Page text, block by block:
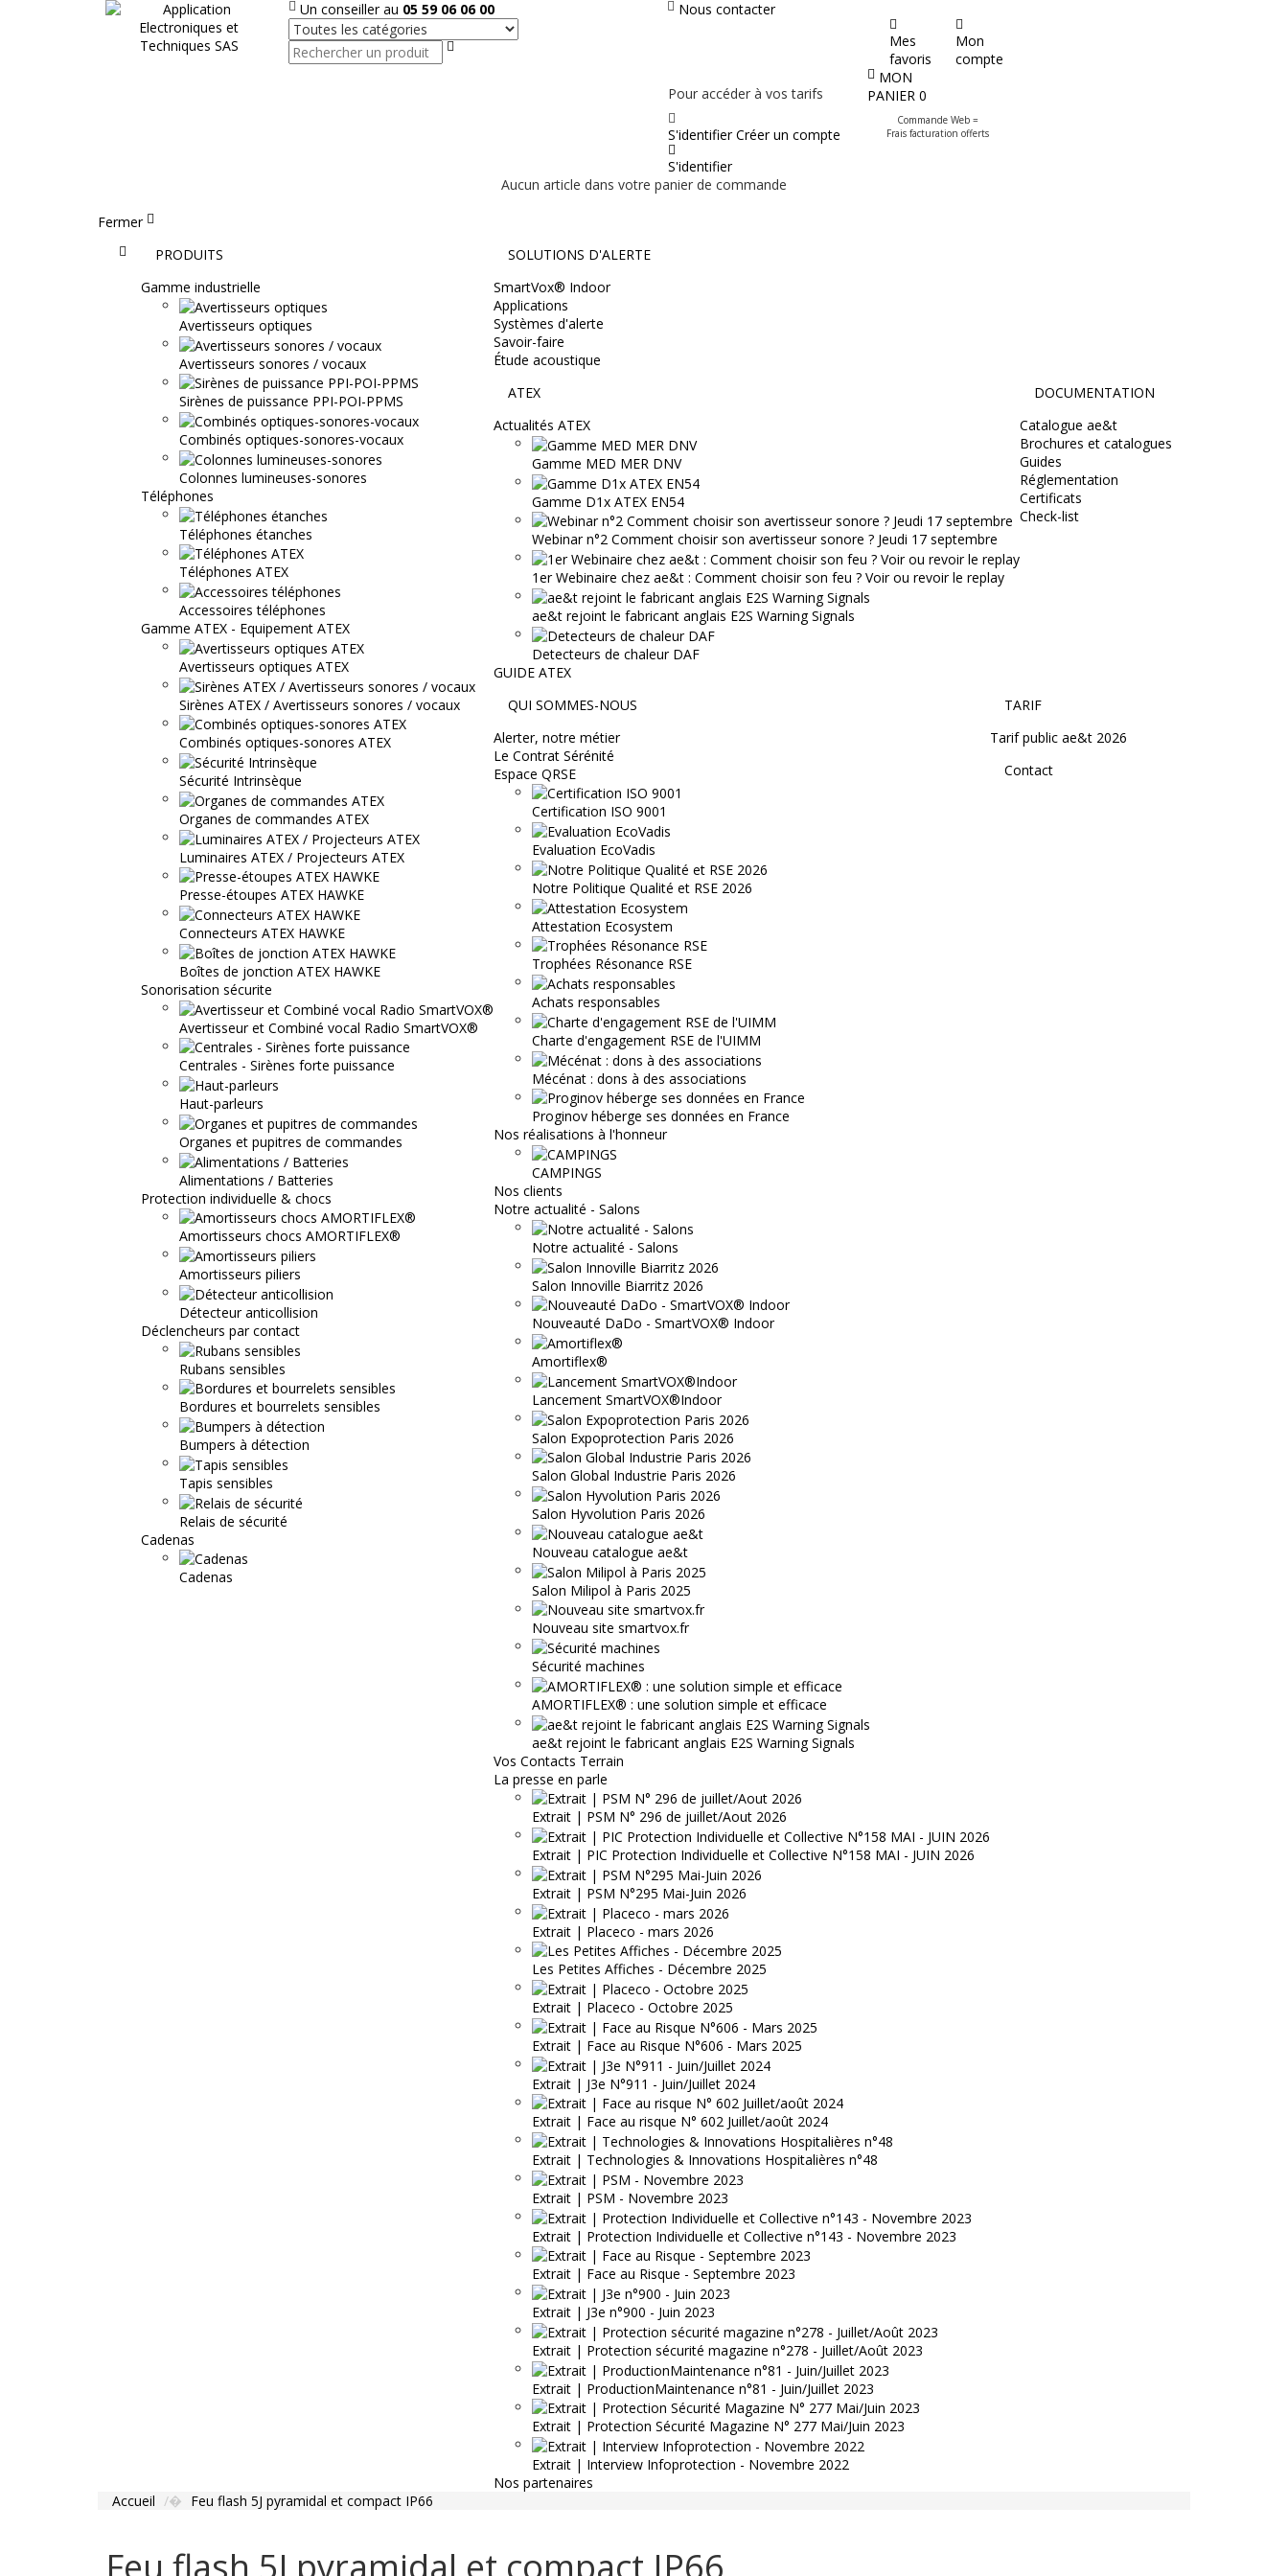
Un conseiller au 05 59 06 06 00 Nous contacter
Rechercher
Mes
favoris
Mon
compte
Pour accéder à vos tarifs
S'identifierCréer un compte
S'identifier
MON
PANIER 0
Commande Web =
Frais facturation offerts
Aucun article dans votre panier de commande
Fermer
AccueilPRODUITS
Gamme industrielle
Avertisseurs optiques
Avertisseurs sonores / vocaux
Sirènes de puissance PPI-POI-PPMS
Combinés optiques-sonores-vocaux
Colonnes lumineuses-sonores
Téléphones
Téléphones étanches
Téléphones ATEX
Accessoires téléphones
Gamme ATEX - Equipement ATEX
Avertisseurs optiques ATEX
Sirènes ATEX / Avertisseurs sonores / vocaux
Combinés optiques-sonores ATEX
Sécurité Intrinsèque
Organes de commandes ATEX
Luminaires ATEX / Projecteurs ATEX
Presse-étoupes ATEX HAWKE
Connecteurs ATEX HAWKE
Boîtes de jonction ATEX HAWKE
Sonorisation sécurite
Avertisseur et Combiné vocal Radio SmartVOX®
Centrales - Sirènes forte puissance
Haut-parleurs
Organes et pupitres de commandes
Alimentations / Batteries
Protection individuelle & chocs
Amortisseurs chocs AMORTIFLEX®
Amortisseurs piliers
Détecteur anticollision
Déclencheurs par contact
Rubans sensibles
Bordures et bourrelets sensibles
Bumpers à détection
Tapis sensibles
Relais de sécurité
Cadenas
Cadenas
SOLUTIONS D'ALERTE
SmartVox® Indoor
Applications
Systèmes d'alerte
Savoir-faire
Étude acoustique
ATEX
Actualités ATEX
Gamme MED MER DNV
Gamme D1x ATEX EN54
Webinar n°2 Comment choisir son avertisseur sonore ? Jeudi 17 septembre
1er Webinaire chez ae&t : Comment choisir son feu ? Voir ou revoir le replay
ae&t rejoint le fabricant anglais E2S Warning Signals
Detecteurs de chaleur DAF
GUIDE ATEX
DOCUMENTATION
Catalogue ae&t
Brochures et catalogues
Guides
Réglementation
Certificats
Check-list
QUI SOMMES-NOUS
Alerter, notre métier
Le Contrat Sérénité
Espace QRSE
Certification ISO 9001
Evaluation EcoVadis
Notre Politique Qualité et RSE 2026
Attestation Ecosystem
Trophées Résonance RSE
Achats responsables
Charte d'engagement RSE de l'UIMM
Mécénat : dons à des associations
Proginov héberge ses données en France
Nos réalisations à l'honneur
CAMPINGS
Nos clients
Notre actualité - Salons
Notre actualité - Salons
Salon Innoville Biarritz 2026
Nouveauté DaDo - SmartVOX® Indoor
Amortiflex®
Lancement SmartVOX®Indoor
Salon Expoprotection Paris 2026
Salon Global Industrie Paris 2026
Salon Hyvolution Paris 2026
Nouveau catalogue ae&t
Salon Milipol à Paris 2025
Nouveau site smartvox.fr
Sécurité machines
AMORTIFLEX® : une solution simple et efficace
ae&t rejoint le fabricant anglais E2S Warning Signals
Vos Contacts Terrain
La presse en parle
Extrait | PSM N° 296 de juillet/Aout 2026
Extrait | PIC Protection Individuelle et Collective N°158 MAI - JUIN 2026
Extrait | PSM N°295 Mai-Juin 2026
Extrait | Placeco - mars 2026
Les Petites Affiches - Décembre 2025
Extrait | Placeco - Octobre 2025
Extrait | Face au Risque N°606 - Mars 2025
Extrait | J3e N°911 - Juin/Juillet 2024
Extrait | Face au risque N° 602 Juillet/août 2024
Extrait | Technologies & Innovations Hospitalières n°48
Extrait | PSM - Novembre 2023
Extrait | Protection Individuelle et Collective n°143 - Novembre 2023
Extrait | Face au Risque - Septembre 2023
Extrait | J3e n°900 - Juin 2023
Extrait | Protection sécurité magazine n°278 - Juillet/Août 2023
Extrait | ProductionMaintenance n°81 - Juin/Juillet 2023
Extrait | Protection Sécurité Magazine N° 277 Mai/Juin 2023
Extrait | Interview Infoprotection - Novembre 2022
Nos partenaires
TARIF
Tarif public ae&t 2026
Contact
Accueil Feu flash 5J pyramidal et compact IP66